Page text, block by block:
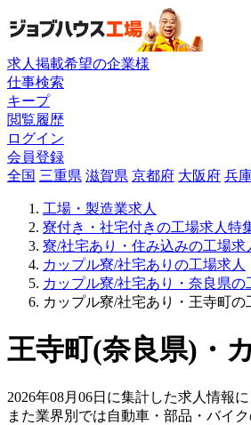
求人掲載希望の企業様
仕事検索
キープ
閲覧履歴
ログイン
会員登録
全国 三重県 滋賀県 京都府 大阪府 兵
工場・製造業求人
寮付き・社宅付きの工場求人特
寮/社宅あり・住み込みの工場求
カップル寮/社宅ありの工場求人
カップル寮/社宅あり・奈良県の
カップル寮/社宅あり・王寺町の
王寺町(奈良県)・
2026年08月06日に集計した求人情報
また業界別では自動車・部品・バイ